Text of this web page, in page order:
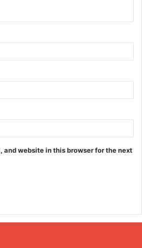
and website in this browser for the next